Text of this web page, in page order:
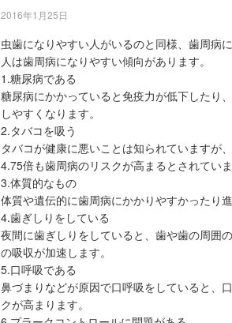
2016年1月25日
虫歯になりやすい人がいるのと同様、歯周病
人は歯周病になりやすい傾向があります。
1.糖尿病である
糖尿病にかかっていると免疫力が低下したり
しやすくなります。
2.タバコを吸う
タバコが健康に悪いことは知られていますが
4.75倍も歯周病のリスクが高まるとされていま
3.体質的なもの
体質や遺伝的に歯周病にかかりやすかったり
4.歯ぎしりをしている
夜間に歯ぎしりをしていると、歯や歯の周囲
の吸収が加速します。
5.口呼吸である
鼻づまりなどが原因で口呼吸をしていると、
クが高まります。